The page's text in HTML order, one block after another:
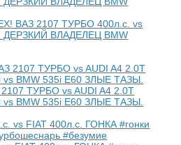
ВАЗ 2107 ТУРБО 400л.с. vs
ДЕРЗКИЙ ВЛАДЕЛЕЦ BMW
ТУРБО vs AUDI A4 2.0T
vs BMW 535i E60 ЗЛЫЕ ТАЗЫ.